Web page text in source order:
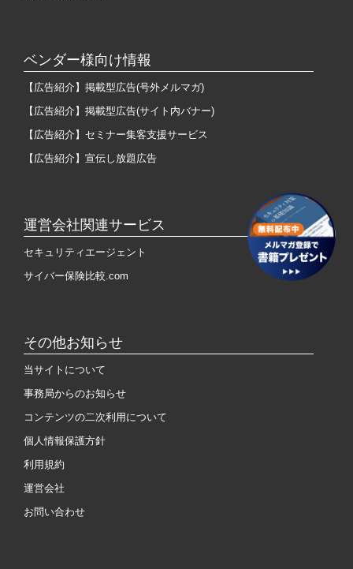
ベンダー様向け情報
【広告紹介】掲載型広告(号外メルマガ)
【広告紹介】掲載型広告(サイト内バナー)
【広告紹介】セミナー集客支援サービス
【広告紹介】宣伝し放題広告
運営会社関連サービス
セキュリティエージェント
サイバー保険比較.com
その他お知らせ
当サイトについて
事務局からのお知らせ
コンテンツの二次利用について
個人情報保護方針
利用規約
運営会社
お問い合わせ